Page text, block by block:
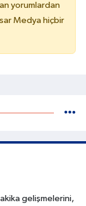
yorumlardan
Medya hiçbir
gelişmelerini,